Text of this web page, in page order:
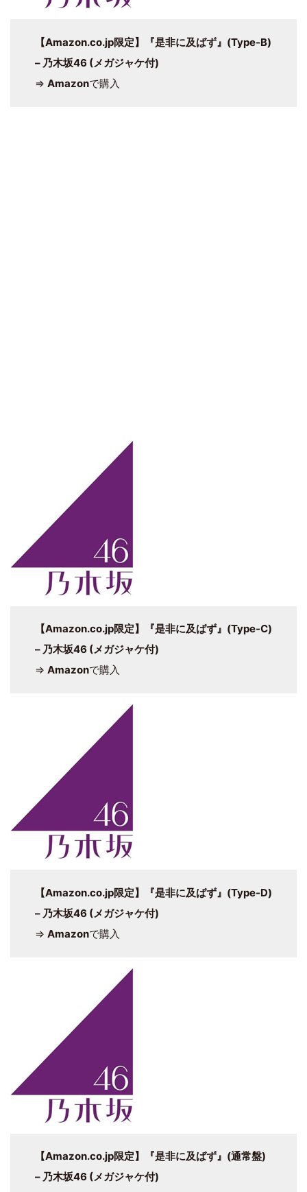
【Amazon.co.jp限定】 『是非に及ばず』 (Type-B)
– 乃木坂46 (メガジャケ付)
⇒ Amazonで購入
【Amazon.co.jp限定】 『是非に及ばず』 (Type-C)
– 乃木坂46 (メガジャケ付)
⇒ Amazonで購入
【Amazon.co.jp限定】 『是非に及ばず』 (Type-D)
– 乃木坂46 (メガジャケ付)
⇒ Amazonで購入
【Amazon.co.jp限定】 『是非に及ばず』 (通常盤)
– 乃木坂46 (メガジャケ付)